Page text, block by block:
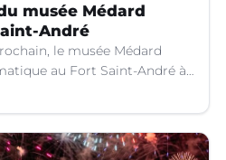
musée Médard
André
le musée Médard
au Fort Saint-André à